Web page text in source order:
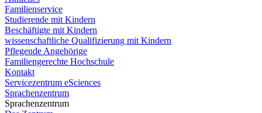
Familienservice
Studierende mit Kindern
Beschäftigte mit Kindern
wissenschaftliche Qualifizierung mit Kindern
Pflegende Angehörige
Familiengerechte Hochschule
Kontakt
Servicezentrum eSciences
Sprachenzentrum
Sprachenzentrum